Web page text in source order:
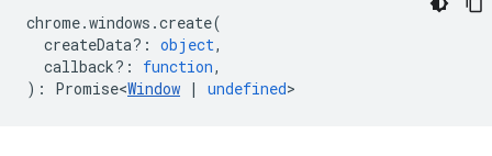
chrome.windows .create(
createData? : object,
callback? : function,
) : Promise<Window | undefined>